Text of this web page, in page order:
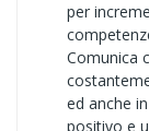
per
Comunica
ed anche
positivo e